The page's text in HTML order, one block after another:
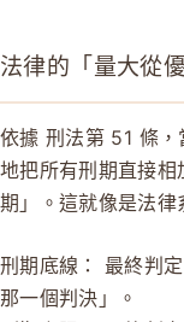
法律的「量大從
依據刑法第 51 條
地把所有刑期直接
期」。這就像是法律
刑期底線：
最終判
那一個判決」。